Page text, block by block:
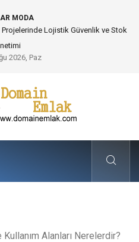
MODA
Deneyimi İçin Profesyonel Destek
2026, Paz
Alanları Nerelerdir?